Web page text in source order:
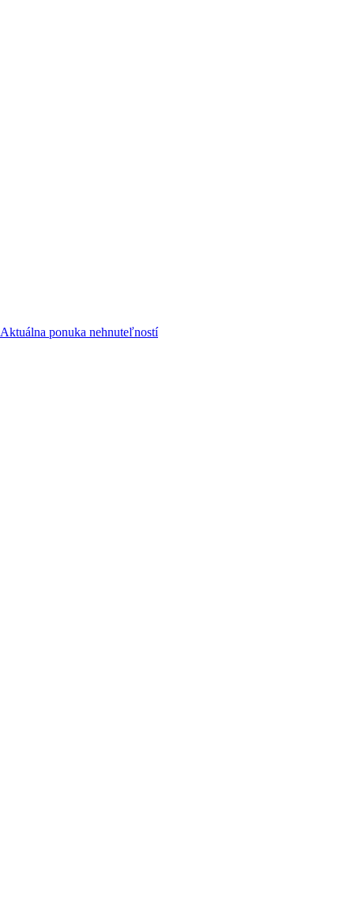
Aktuálna ponuka nehnuteľností